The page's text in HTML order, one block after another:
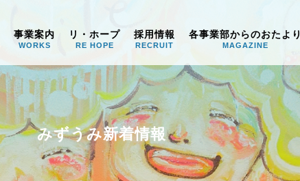
事業案内
WORKS
リ・ホープ
RE HOPE
採用情報
RECRUIT
各事業部からのおたより
MAGAZINE
みずうみ新着情報